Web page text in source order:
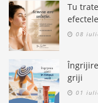
Tu
08
griji
01